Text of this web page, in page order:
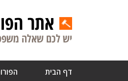
אתר
יש לכם שאלה
דף הבית